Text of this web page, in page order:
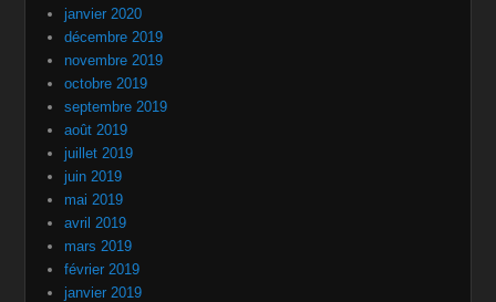
janvier 2020
décembre 2019
novembre 2019
octobre 2019
septembre 2019
août 2019
juillet 2019
juin 2019
mai 2019
avril 2019
mars 2019
février 2019
janvier 2019